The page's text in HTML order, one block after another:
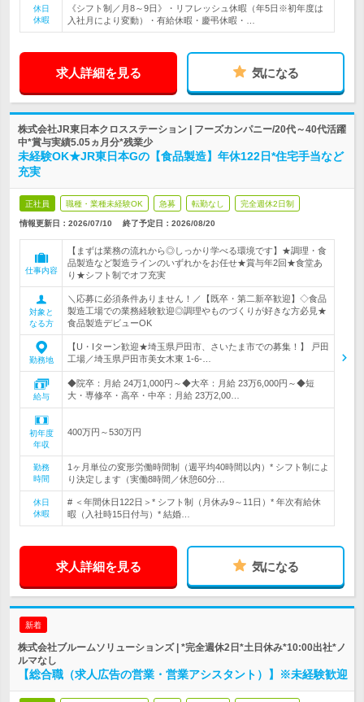
休日
休暇
《シフト制／月8～9日》・リフレッシュ休暇（年5日※初年度は
入社月により変動）・有給休暇・慶弔休暇・…
求人詳細を見る 気になる
株式会社JR東日本クロスステーション | フーズカンパニー/20代～40代活躍
中*賞与実績5.05ヵ月分*残業少
未経験OK★JR東日本Gの【食品製造】年休122日*住宅手当など
充実
正社員 職種・業種未経験OK 急募 転勤なし 完全週休2日制
情報更新日：2026/07/10 終了予定日： 2026/08/20
仕事内容
【まずは業務の流れから◎しっかり学べる環境です】★調理・食
品製造など製造ラインのいずれかをお任せ★賞与年2回★食堂あ
り★シフト制でオフ充実
対象と
なる方
＼応募に必須条件ありません！／【既卒・第二新卒歓迎】◇食品
製造工場での業務経験歓迎◎調理やものづくりが好きな方必見★
食品製造デビューOK
勤務地
【U・Iターン歓迎★埼玉県戸田市、さいたま市での募集！】 戸田
工場／埼玉県戸田市美女木東 1-6-…
給与
◆院卒：月給 24万1,000円～◆大卒：月給 23万6,000円～◆短
大・専修卒・高卒・中卒：月給 23万2,00…
初年度
年収
400万円～530万円
勤務
時間
1ヶ月単位の変形労働時間制（週平均40時間以内）* シフト制によ
り決定します（実働8時間／休憩60分…
休日
休暇
# ＜年間休日122日＞* シフト制（月休み9～11日）* 年次有給休
暇（入社時15日付与）* 結婚…
求人詳細を見る 気になる
新着
株式会社ブルームソリューションズ | *完全週休2日*土日休み*10:00出社*ノ
ルマなし
【総合職（求人広告の営業・営業アシスタント）】※未経験歓迎